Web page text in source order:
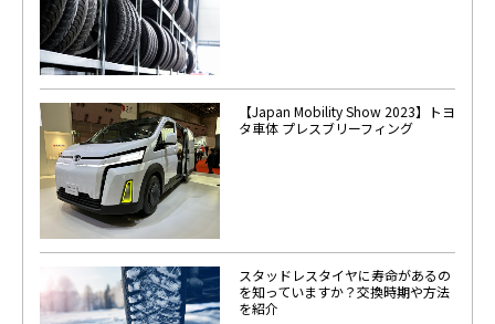
【Japan Mobility Show 2023】トヨ
タ車体 プレスブリーフィング
スタッドレスタイヤに寿命があるの
を知っていますか？交換時期や方法
を紹介